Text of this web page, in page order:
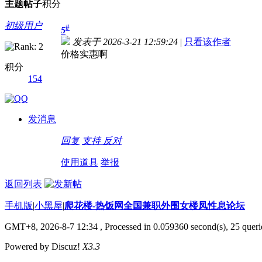
主题帖子积分
初级用户
积分
154
发消息
5#
发表于 2026-3-21 12:59:24 | 只看该作者
价格实惠啊
回复 支持 反对
使用道具 举报
返回列表
手机版|小黑屋|爬花楼-热饭网全国兼职外围女楼凤性息论坛
GMT+8, 2026-8-7 12:34 , Processed in 0.059360 second(s), 25
Powered by Discuz! X3.3